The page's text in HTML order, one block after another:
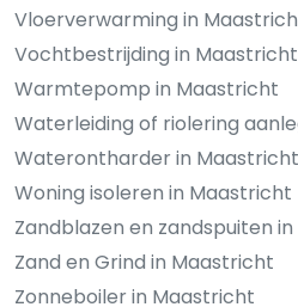
Vloerverwarming in
Vochtbestrijding in Maastricht
Warmtepomp in Maastricht
Waterleiding of riolering
Waterontharder in Maastricht
Woning isoleren in Maastricht
Zandblazen en zandspuiten
Zand en Grind in Maastricht
Zonneboiler in Maastricht